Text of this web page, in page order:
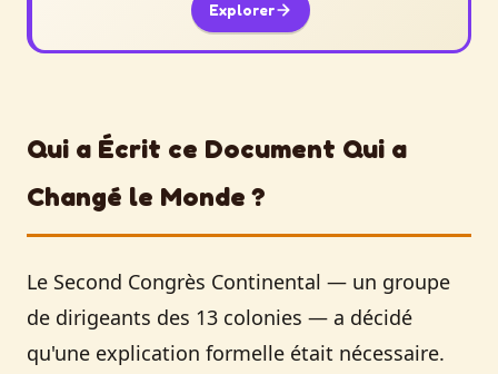
Explorer
Qui a Écrit ce Document Qui a
Changé le Monde ?
Le Second Congrès Continental — un groupe
de dirigeants des 13 colonies — a décidé
qu'une explication formelle était nécessaire.